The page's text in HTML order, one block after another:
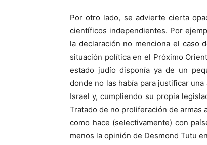
Por otro lado, se advierte cierta
científicos independientes. Por
la declaración no menciona el caso
situación política en el Próximo
estado judío disponía ya de un
donde no las había para justificar
Israel y, cumpliendo su propia
Tratado de no proliferación de armas
como hace (selectivamente) con
menos la opinión de Desmond Tutu